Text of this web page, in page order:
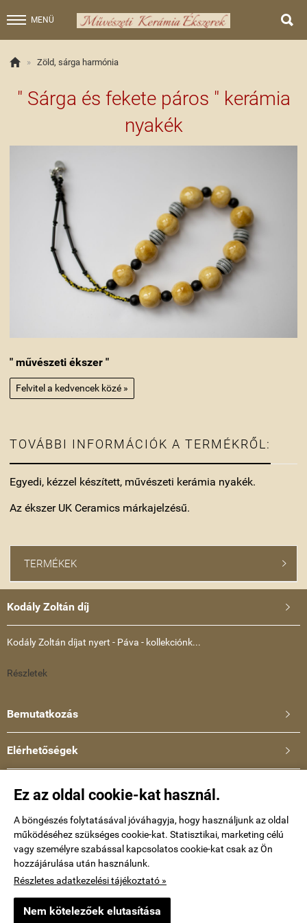
Ez az oldal cookie-kat használ.
A böngészés folytatásával jóváhagyja, hogy használjunk az oldal
működéséhez szükséges cookie-kat. Statisztikai, marketing célú
vagy személyre szabással kapcsolatos cookie-kat csak az Ön
hozzájárulása után használunk.
Részletes adatkezelési tájékoztató »
Nem kötelezőek elutasítása
MENÜ 
 » Zöld, sárga harmónia
" Sárga és fekete páros " kerámia
nyakék
" művészeti ékszer "
Felvitel a kedvencek közé »
TOVÁBBI INFORMÁCIÓK A TERMÉKRŐL:
Egyedi, kézzel készített, művészeti kerámia nyakék.
Az ékszer UK Ceramics márkajelzésű.
TERMÉKEK 
Kodály Zoltán díj 
Kodály Zoltán díjat nyert - Páva - kollekciónk...
Részletek
Bemutatkozás 
Elérhetőségek 
Telefonszám: +36-30-634-8659
E-mail:
kataullmann@gmail.com